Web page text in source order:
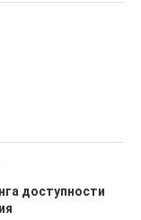
доступности